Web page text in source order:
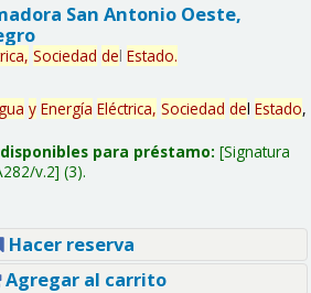
San Antonio Oeste,
Sociedad del Estado.
y Energía Eléctrica, Sociedad del Estado,
para préstamo: Signatura
v.2 (3).
Hacer reserva
Agregar al carrito